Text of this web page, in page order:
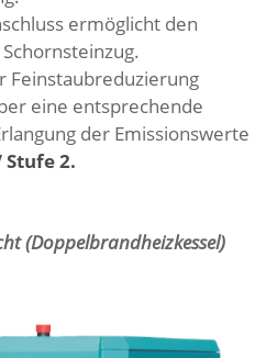
ermöglicht den
Feinstaubreduzierung
eine entsprechende
der Emissionswerte
Stufe 2.
(Doppelbrandheizkessel)